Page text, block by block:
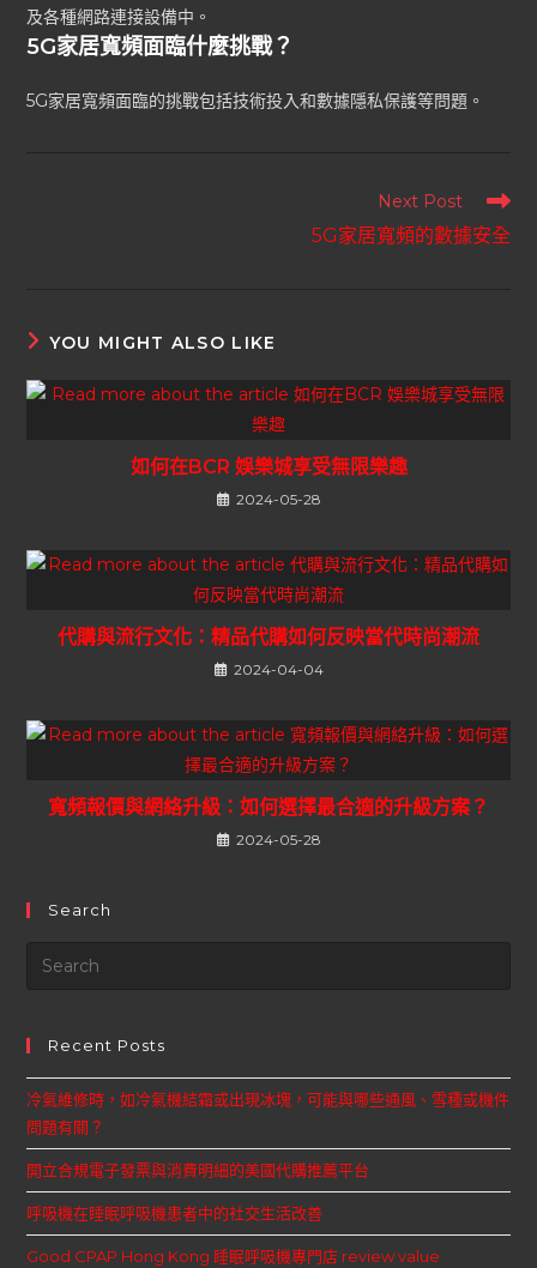
及各種網路連接設備中。
5G家居寬頻面臨什麼挑戰？
5G家居寬頻面臨的挑戰包括技術投入和數據隱私保護等問題。
Next Post
5G家居寬頻的數據安全
YOU MIGHT ALSO LIKE
如何在BCR 娛樂城享受無限樂趣
2024-05-28
代購與流行文化：精品代購如何反映當代時尚潮流
2024-04-04
寬頻報價與網絡升級：如何選擇最合適的升級方案？
2024-05-28
Search
Recent Posts
冷氣維修時，如冷氣機結霜或出現冰塊，可能與哪些通風、雪種或機件
問題有關？
開立合規電子發票與消費明細的美國代購推薦平台
呼吸機在睡眠呼吸機患者中的社交生活改善
Good CPAP Hong Kong 睡眠呼吸機專門店 review value